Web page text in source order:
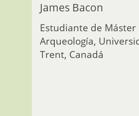
James Bacon
Estudiante de Máster
Arqueología,
Trent, Canadá